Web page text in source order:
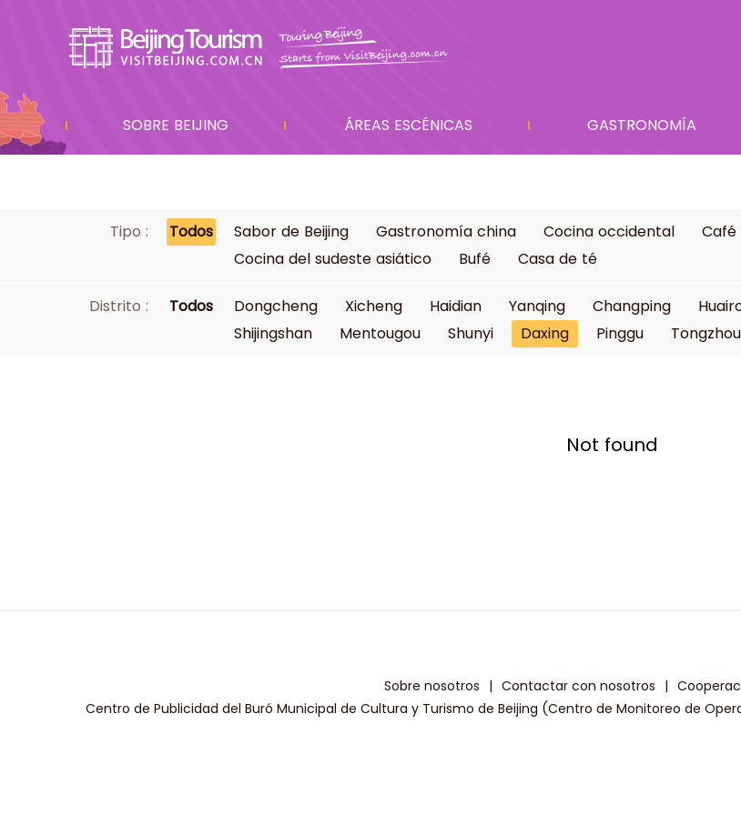
SOBRE BEIJING ÁREAS ESCÉNICAS GASTRONOMÍA
Tipo : Todos Sabor de Beijing Gastronomía china Cocina occidental
Cocina del sudeste asiático
Bufé Casa de té
Distrito : Todos Dongcheng Xicheng Haidian Yanqing Changping
Shijingshan
Mentougou Shunyi Daxing Pinggu Tongzhou
Not found
Sobre nosotros | Contactar con nosotros |
Centro de Publicidad del Buró Municipal de Cultura y Turismo de Beijing (Centro de Monitoreo de